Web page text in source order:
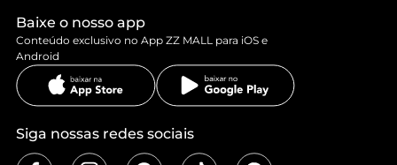
Baixe o nosso app
Conteúdo exclusivo no App ZZ MALL para iOS e
Android
Siga nossas redes sociais